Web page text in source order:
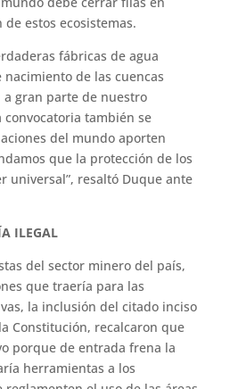
estos ecosistemas.
fábricas de agua
de las cuencas
gran parte de nuestro
también se
del mundo aporten
que la protección de los
universal”, resaltó Duque ante
ILEGAL
del sector minero del país,
que traería para las
la inclusión del citado inciso
Constitución, recalcaron que
porque de entrada frena la
herramientas a los